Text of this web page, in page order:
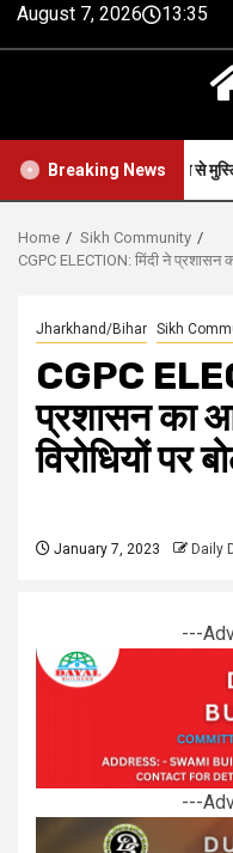
August 7, 2026 13:35
Breaking News
Faith-जन्म से मुस्लिम होने के
Home
Sikh Community
CGPC ELECTION: मिंदी ने प्रशासन
Jharkhand/Bihar Sikh
CGPC
प्रशासन का
विरोधियों पर
January 7, 2023 Daily
---
---